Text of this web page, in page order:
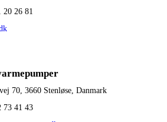
20 26 81
70, 3660 Stenløse, Danmark
73 41 43